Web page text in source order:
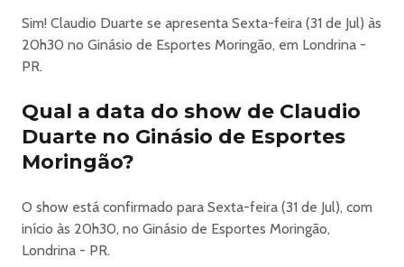
Prepare-se para uma palestra leve, divertida e inspiradora
com Cláudio Duarte!
Nesta conversa especial, vamos explorar as diferentes
nosso crescimento pessoal e profissional. Da infância à
maturidade, passando pela adolescência e vida adulta,
cada etapa traz desafios, aprendizados e momentos de
transformação – tudo isso com boas doses de humor!
leve e se preparar para os próximos capítulos da sua
jornada com mais confiança e alegria, essa palestra é para
você.
Sim! Claudio Duarte se apresenta Sexta-feira (31 de Jul) às
20h30 no Ginásio de Esportes Moringão, em Londrina -
PR.
Qual a data do show de Claudio
Duarte no Ginásio de Esportes
Moringão?
O show está confirmado para Sexta-feira (31 de Jul), com
início às 20h30, no Ginásio de Esportes Moringão,
Londrina - PR.